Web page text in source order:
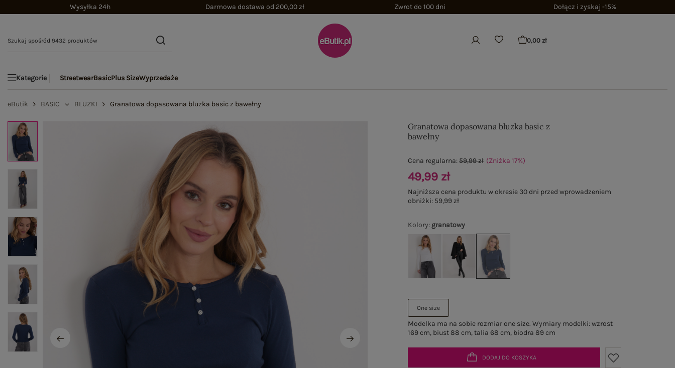
Wysyłka 24h Darmowa dostawa od 200,00 zł Zwrot do 100 dni Dołącz i zyskaj -15%
0,00 zł
Kategorie StreetwearBasicPlus SizeWyprzedaże
eButik BASIC BLUZKI Granatowa dopasowana bluzka basic z bawełny
Granatowa dopasowana bluzka basic z
bawełny
Kolory: granatowy
One size
Modelka ma na sobie rozmiar one size. Wymiary modelki: wzrost
169 cm, biust 88 cm, talia 68 cm, biodra 89 cm
Cena regularna:59,99 zł (Zniżka17%)
49,99 zł
Najniższa cena produktu w okresie 30 dni przed wprowadzeniem
obniżki: 59,99 zł
DODAJ DO KOSZYKA